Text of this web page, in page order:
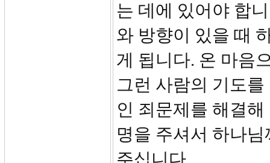
는 데에 있어야 합
와 방향이 있을 때
게 됩니다. 온 마음
그런 사람의 기도
인 죄문제를 해결
명을 주셔서 하나
주십니다.